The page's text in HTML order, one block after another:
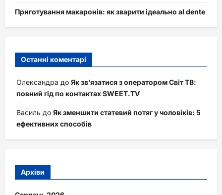
Приготування макаронів: як зварити ідеально al dente
Останні коментарі
Олександра до Як зв’язатися з оператором Світ ТВ:
повний гід по контактах SWEET.TV
Василь до Як зменшити статевий потяг у чоловіків: 5
ефективних способів
Архіви